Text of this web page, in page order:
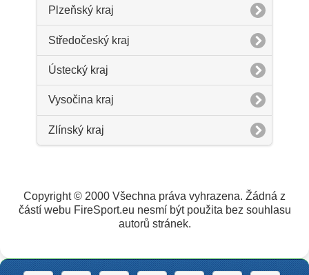
Plzeňský kraj
Středočeský kraj
Ústecký kraj
Vysočina kraj
Zlínský kraj
Copyright © 2000 Všechna práva vyhrazena. Žádná z
částí webu FireSport.eu nesmí být použita bez souhlasu
autorů stránek.